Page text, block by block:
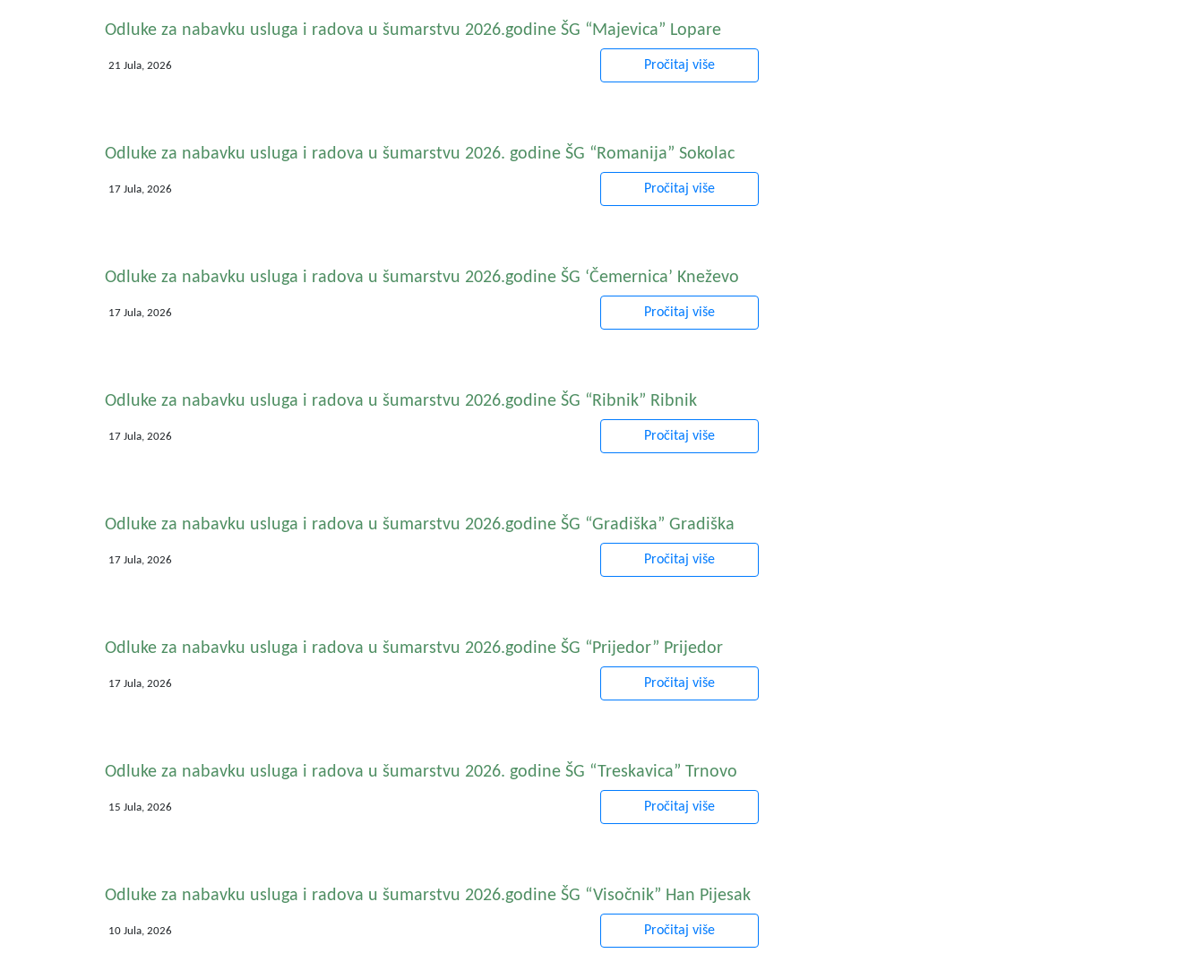
Odluke za nabavku usluga i radova u šumarstvu 2026.godine ŠG “Majevica” Lopare
21 Jula, 2026 Pročitaj više
Odluke za nabavku usluga i radova u šumarstvu 2026. godine ŠG “Romanija” Sokolac
17 Jula, 2026 Pročitaj više
Odluke za nabavku usluga i radova u šumarstvu 2026.godine ŠG ‘Čemernica’ Kneževo
17 Jula, 2026 Pročitaj više
Odluke za nabavku usluga i radova u šumarstvu 2026.godine ŠG “Ribnik” Ribnik
17 Jula, 2026 Pročitaj više
Odluke za nabavku usluga i radova u šumarstvu 2026.godine ŠG “Gradiška” Gradiška
17 Jula, 2026 Pročitaj više
Odluke za nabavku usluga i radova u šumarstvu 2026.godine ŠG “Prijedor” Prijedor
17 Jula, 2026 Pročitaj više
Odluke za nabavku usluga i radova u šumarstvu 2026. godine ŠG “Treskavica” Trnovo
15 Jula, 2026 Pročitaj više
Odluke za nabavku usluga i radova u šumarstvu 2026.godine ŠG “Visočnik” Han Pijesak
10 Jula, 2026 Pročitaj više